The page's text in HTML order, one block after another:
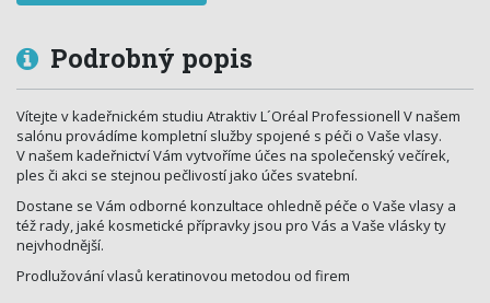
Podrobný popis
Vítejte v kadeřnickém studiu Atraktiv L´Oréal Professionell V našem
salónu provádíme kompletní služby spojené s péči o Vaše vlasy.
V našem kadeřnictví Vám vytvoříme účes na společenský večírek,
ples či akci se stejnou pečlivostí jako účes svatební.
Dostane se Vám odborné konzultace ohledně péče o Vaše vlasy a
též rady, jaké kosmetické přípravky jsou pro Vás a Vaše vlásky ty
nejvhodnější.
Prodlužování vlasů keratinovou metodou od firem